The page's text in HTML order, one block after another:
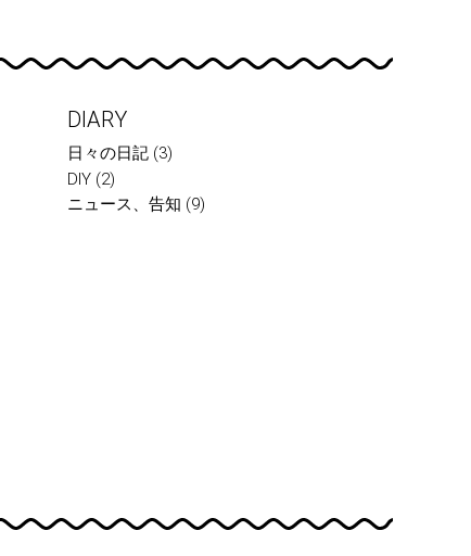
DIARY
日々の日記 (3)
DIY (2)
ニュース、告知 (9)